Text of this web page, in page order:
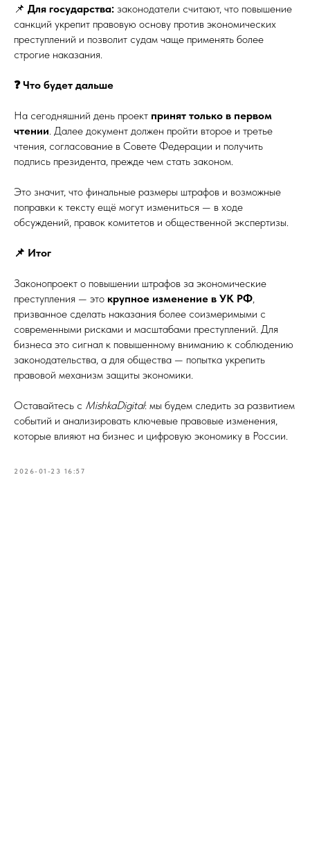
📌 Для государства: законодатели считают, что повышение
санкций укрепит правовую основу против экономических
преступлений и позволит судам чаще применять более
строгие наказания.
❓ Что будет дальше
На сегодняшний день проект принят только в первом
чтении. Далее документ должен пройти второе и третье
чтения, согласование в Совете Федерации и получить
подпись президента, прежде чем стать законом.
Это значит, что финальные размеры штрафов и возможные
поправки к тексту ещё могут измениться — в ходе
обсуждений, правок комитетов и общественной экспертизы.
📌 Итог
Законопроект о повышении штрафов за экономические
преступления — это крупное изменение в УК РФ,
призванное сделать наказания более соизмеримыми с
современными рисками и масштабами преступлений. Для
бизнеса это сигнал к повышенному вниманию к соблюдению
законодательства, а для общества — попытка укрепить
правовой механизм защиты экономики.
Оставайтесь с MishkaDigital: мы будем следить за развитием
событий и анализировать ключевые правовые изменения,
которые влияют на бизнес и цифровую экономику в России.
2026-01-23 16:57